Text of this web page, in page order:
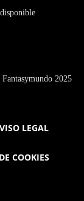
Fantasymundo 2025
LEGAL
COOKIES